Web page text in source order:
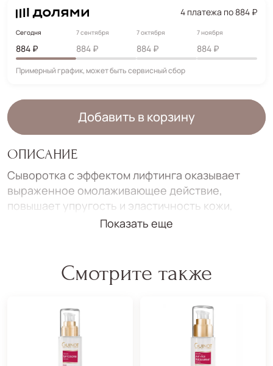
4 платежа по 884 ₽
Сегодня
884 ₽
7 сентября
884 ₽
7 октября
884 ₽
7 ноября
884 ₽
Примерный график, может быть сервисный сбор
Добавить в корзину
ОПИСАНИЕ
Сыворотка с эффектом лифтинга оказывает
выраженное омолаживающее действие,
повышает упругость и эластичность кожи,
уменьшает выраженность возрастных
процессы обновления и восстановления кожи,
увеличивает синтез коллагена и эластина.
Улучшает мышечный тонус.
Сокращает глубину и выраженность
морщин.
Показать еще
Смотрите также